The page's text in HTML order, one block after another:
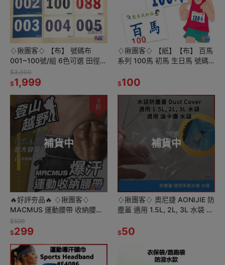
♢揪團客♢ 【布】 號碼布
001~100號/組 6色可選 田徑運
動員 號碼布 號碼牌 數字牌 不
拆售 藍底白字
$3,000
$1,999
♢揪團客♢ 【紙】【布】 百馬
系列 100馬 初馬 生日馬 號碼
號碼牌
$100
補貨中
5
折
🔥好評夯品🔥 ♢揪團客♢
MACMUS 運動腰帶 收納腰帶
揪團客聯名款 烈焰紅 爆汗腰帶
登山腰帶 貼身腰包 運動
$599
$299
補貨中
♢揪團客♢ 奧尼捷 AONIJIE 防
塵蓋 適用 1.5L, 2L, 3L 水袋 軟
適用
$50